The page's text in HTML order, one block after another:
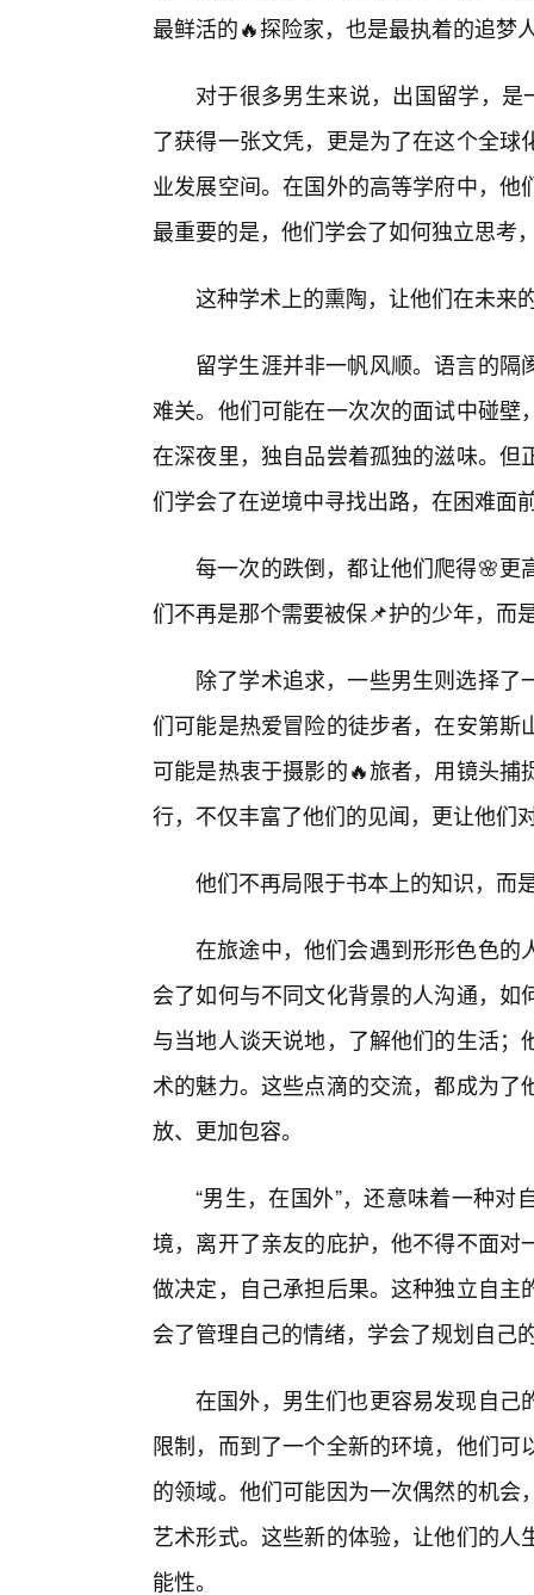
最鲜活的🔥探险家，也是最执着的追梦
对于很多男生来说，出国留学，是
了获得一张文凭，更是为了在这个全
业发展空间。在国外的高等学府中，
最重要的是，他们学会了如何独立思考
这种学术上的熏陶，让他们在未来
留学生涯并非一帆风顺。语言的
难关。他们可能在一次次的面试中碰
在深夜里，独自品尝着孤独的滋味。
们学会了在逆境中寻找出路，在困难面
每一次的跌倒，都让他们爬得🌸更
们不再是那个需要被保📌护的少年，而
除了学术追求，一些男生则选择
们可能是热爱冒险的徒步者，在安第
可能是热衷于摄影的🔥旅者，用镜头
行，不仅丰富了他们的见闻，更让他们
他们不再局限于书本上的知识，而
在旅途中，他们会遇到形形色色的
会了如何与不同文化背景的人沟通，
与当地人谈天说地，了解他们的生活
术的魅力。这些点滴的交流，都成为
放、更加包容。
“男生，在国外”，还意味着一种
境，离开了亲友的庇护，他不得不面
做决定，自己承担后果。这种独立自
会了管理自己的情绪，学会了规划自己
在国外，男生们也更容易发现自己
限制，而到了一个全新的环境，他们
的领域。他们可能因为一次偶然的机
艺术形式。这些新的体验，让他们的
能性。